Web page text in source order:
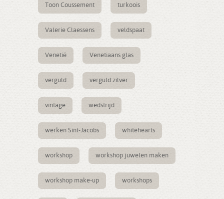
Toon Coussement turkoois
Valerie Claessens veldspaat
Venetië Venetiaans glas
verguld verguld zilver
vintage wedstrijd
werken Sint-Jacobs whitehearts
workshop workshop juwelen maken
workshop make-up workshops